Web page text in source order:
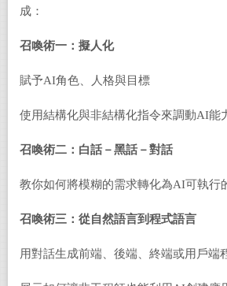
成：
召喚術一：擬人化
賦予AI角色、人格與目標
使用結構化與非結構化指令來調動AI能
召喚術二：白話－黑話－對話
教你如何將模糊的需求轉化為AI可執行
召喚術三：從自然語言到程式語言
用對話生成前端、後端、終端或用戶端